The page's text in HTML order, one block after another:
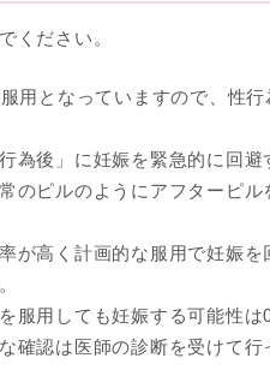
ください。
用となっていますので、性
為後」に妊娠を緊急的に回避
のピルのようにアフターピ
が高く計画的な服用で妊娠
服用しても妊娠する可能性は
確認は医師の診断を受けて行